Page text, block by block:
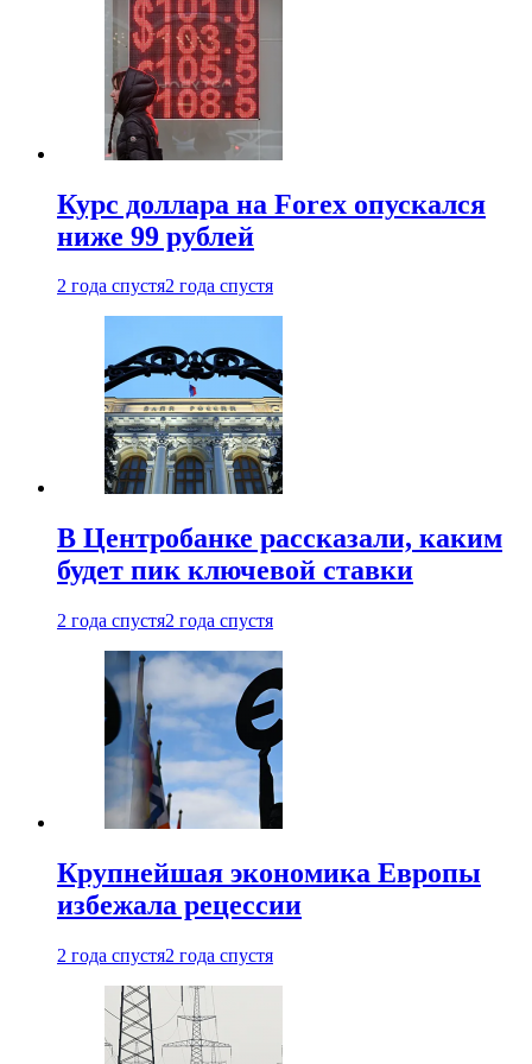
Курс доллара на Forex опускался
ниже 99 рублей
2 года спустя2 года спустя
В Центробанке рассказали, каким
будет пик ключевой ставки
2 года спустя2 года спустя
Крупнейшая экономика Европы
избежала рецессии
2 года спустя2 года спустя